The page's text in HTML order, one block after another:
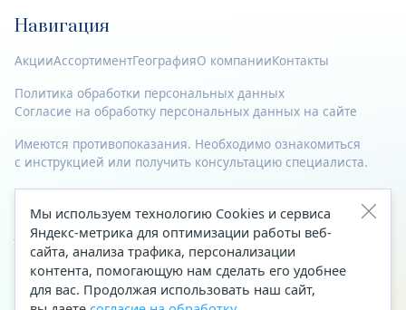
Навигация
АкцииАссортиментГеографияО компанииКонтакты
Политика обработки персональных данных
Согласие на обработку персональных данных на сайте
Имеются противопоказания. Необходимо ознакомиться
с инструкцией или получить консультацию специалиста.
© 2023—2026 Все права защищены.
Адрес
Архангельск, ул. Папанина, д. 19 (вход в здание со стороны
автоцентра «Тойота»)
Мы используем технологию Cookies и сервиса
Яндекс-метрика для оптимизации работы веб-
сайта, анализа трафика, персонализации
контента, помогающую нам сделать его удобнее
для вас. Продолжая использовать наш сайт,